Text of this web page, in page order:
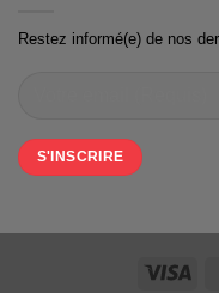
Restez informé(e) de nos